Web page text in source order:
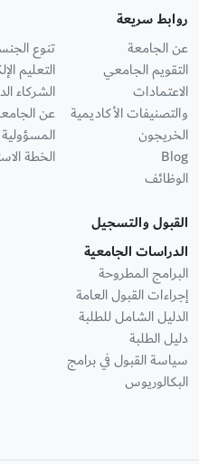
روابط سريعة
عن الجامعة
التقويم الجامعي
الاعتمادات
والتصنيفات الأكاديمية
الخريجون
Blog
الوظائف
تنوع
التعليم
الشركاء
عن
الخطة
القبول والتسجيل
الدراسات الجامعية
البرامج المطروحة
إجراءات القبول العامة
الدليل الشامل للطلبة
دليل الطلبة
سياسة القبول في برامج
البكالوريوس